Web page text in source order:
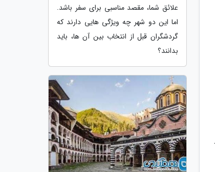
علائق شما، مقصد مناسبی برای سفر باشد.
اما این دو شهر چه ویژگی هایی دارند که
گردشگران قبل از انتخاب بین آن ها، باید
بدانند؟